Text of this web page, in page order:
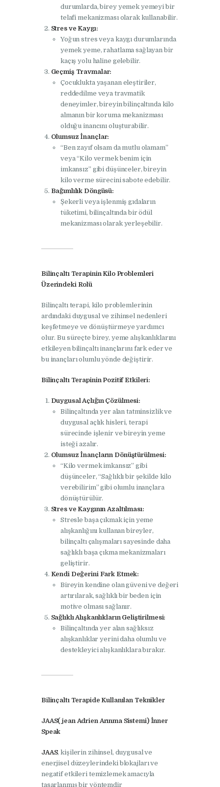
durumlarda, birey yemek yemeyi bir
telafi mekanizması olarak kullanabilir.
Stres ve Kaygı:
Yoğun stres veya kaygı durumlarında
yemek yeme, rahatlama sağlayan bir
kaçış yolu haline gelebilir.
Geçmiş Travmalar:
Çocuklukta yaşanan eleştiriler,
reddedilme veya travmatik
deneyimler, bireyin bilinçaltında kilo
almanın bir koruma mekanizması
olduğu inancını oluşturabilir.
Olumsuz İnançlar:
“Ben zayıf olsam da mutlu olamam”
veya “Kilo vermek benim için
imkansız” gibi düşünceler, bireyin
kilo verme sürecini sabote edebilir.
Bağımlılık Döngüsü:
Şekerli veya işlenmiş gıdaların
tüketimi, bilinçaltında bir ödül
mekanizması olarak yerleşebilir.
Bilinçaltı Terapinin Kilo Problemleri
Üzerindeki Rolü
Bilinçaltı terapi, kilo problemlerinin
ardındaki duygusal ve zihinsel nedenleri
keşfetmeye ve dönüştürmeye yardımcı
olur. Bu süreçte birey, yeme alışkanlıklarını
etkileyen bilinçaltı inançlarını fark eder ve
bu inançları olumlu yönde değiştirir.
Bilinçaltı Terapinin Pozitif Etkileri:
Duygusal Açlığın Çözülmesi:
Bilinçaltında yer alan tatminsizlik ve
duygusal açlık hisleri, terapi
sürecinde işlenir ve bireyin yeme
isteği azalır.
Olumsuz İnançların Dönüştürülmesi:
“Kilo vermek imkansız” gibi
düşünceler, “Sağlıklı bir şekilde kilo
verebilirim” gibi olumlu inançlara
dönüştürülür.
Stres ve Kaygının Azaltılması:
Stresle başa çıkmak için yeme
alışkanlığını kullanan bireyler,
bilinçaltı çalışmaları sayesinde daha
sağlıklı başa çıkma mekanizmaları
geliştirir.
Kendi Değerini Fark Etmek:
Bireyin kendine olan güveni ve değeri
artırılarak, sağlıklı bir beden için
motive olması sağlanır.
Sağlıklı Alışkanlıkların Geliştirilmesi:
Bilinçaltında yer alan sağlıksız
alışkanlıklar yerini daha olumlu ve
destekleyici alışkanlıklara bırakır.
Bilinçaltı Terapide Kullanılan Teknikler
JAAS( jean Adrien Arınma Sistemi) İnner
Speak
JAAS, kişilerin zihinsel, duygusal ve
enerjisel düzeylerindeki blokajları ve
negatif etkileri temizlemek amacıyla
tasarlanmış bir yöntemdir